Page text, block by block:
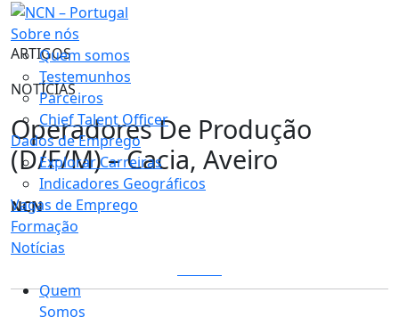
Sobre nós
Quem somos
Testemunhos
Parceiros
Chief Talent Officer
Dados de Emprego
Explorar Carreiras
Indicadores Geográficos
Vagas de Emprego
Formação
Notícias
Quem
Somos
ARTIGOS
NOTÍCIAS
Operadores De Produção
(D/F/M) – Cacia, Aveiro
NCN